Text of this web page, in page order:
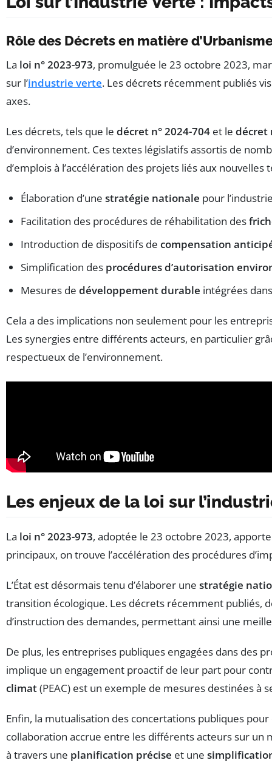
Rôle des Décrets en matière
La loi n° 2023-973, promulguée le 23 octobre 2023,
sur l’industrie verte. Les décrets récemment publiés
axes.
Les décrets, tels que le décret n° 2024-704 et le décret
d’environnement. Ces textes législatifs assortis de
d’emplois à l’accélération des projets liés aux nouvelles
Élaboration d’une stratégie nationale pour
Facilitation des procédures de réhabilitation des
Introduction de dispositifs de compensation
Simplification des procédures d’autorisation
Mesures de développement durable intégrées
Cela a des implications non seulement pour les
Les synergies entre différents acteurs, en particulier
respectueux de l’environnement.
Les enjeux de la loi sur
La loi n° 2023-973, adoptée le 23 octobre 2023,
principaux, on trouve l’accélération des procédures
L’État est désormais tenu d’élaborer une stratégie
transition écologique. Les décrets récemment publiés,
d’instruction des demandes, permettant ainsi une
De plus, les entreprises publiques engagées dans des
implique un engagement proactif de leur part pour
climat(PEAC) est un exemple de mesures destinées à
Enfin, la mutualisation des concertations publiques
collaboration accrue entre les différents acteurs sur
à travers une planification précise et une